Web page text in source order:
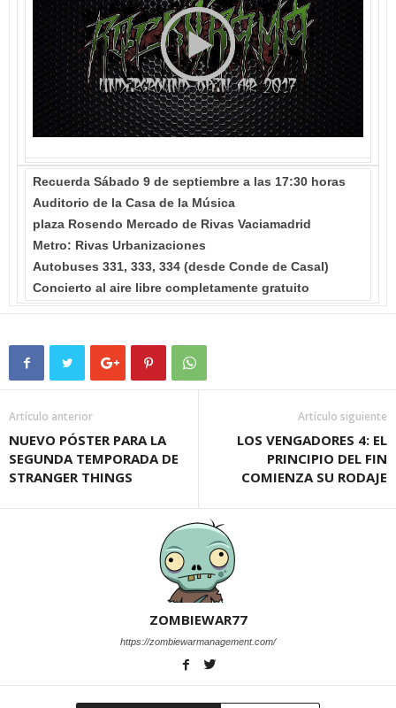
Recuerda Sábado 9 de septiembre a las 17:30 horas
Auditorio de la Casa de la Música
plaza Rosendo Mercado de Rivas Vaciamadrid
Metro: Rivas Urbanizaciones
Autobuses 331, 333, 334 (desde Conde de Casal)
Concierto al aire libre completamente gratuito
Artículo anterior
NUEVO PÓSTER PARA LA
SEGUNDA TEMPORADA DE
STRANGER THINGS
Artículo siguiente
LOS VENGADORES 4: EL
PRINCIPIO DEL FIN
COMIENZA SU RODAJE
ZOMBIEWAR77
https://zombiewarmanagement.com/